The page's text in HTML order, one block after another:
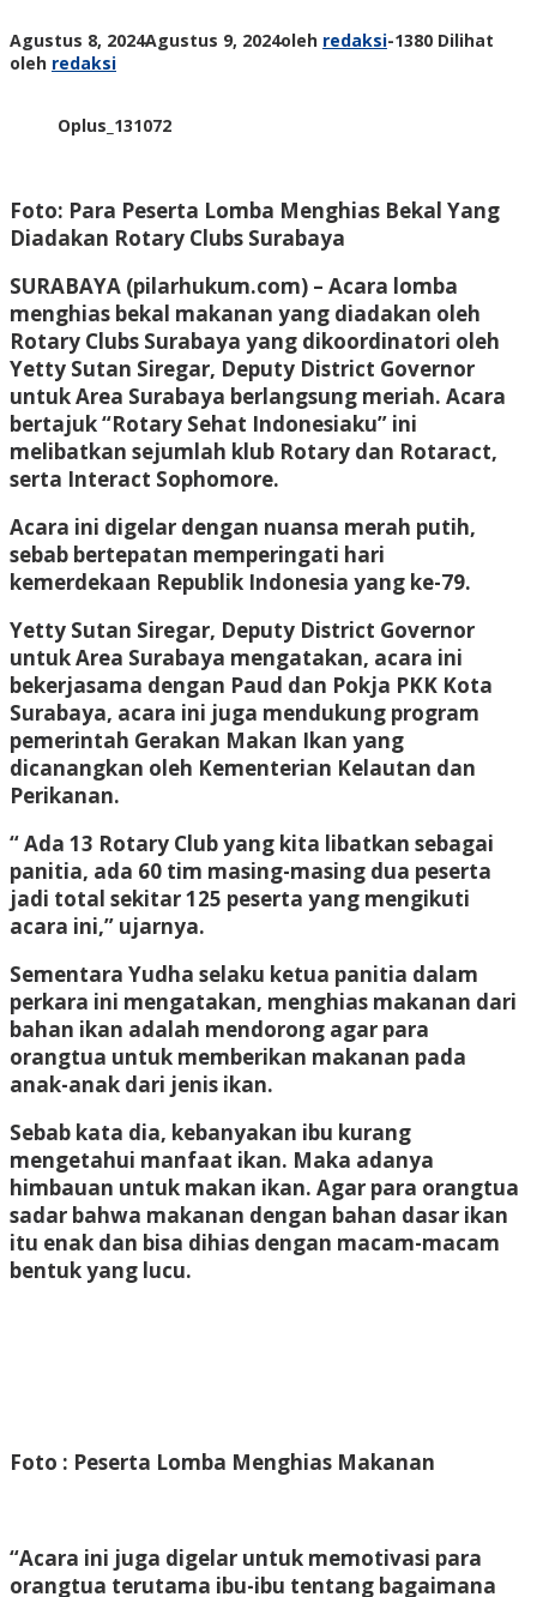
Agustus 8, 2024Agustus 9, 2024oleh redaksi-1380 Dilihat
oleh redaksi
Oplus_131072
Foto: Para Peserta Lomba Menghias Bekal Yang
Diadakan Rotary Clubs Surabaya
SURABAYA (pilarhukum.com) – Acara lomba
menghias bekal makanan yang diadakan oleh
Rotary Clubs Surabaya yang dikoordinatori oleh
Yetty Sutan Siregar, Deputy District Governor
untuk Area Surabaya berlangsung meriah. Acara
bertajuk “Rotary Sehat Indonesiaku” ini
melibatkan sejumlah klub Rotary dan Rotaract,
serta Interact Sophomore.
Acara ini digelar dengan nuansa merah putih,
sebab bertepatan memperingati hari
kemerdekaan Republik Indonesia yang ke-79.
Yetty Sutan Siregar, Deputy District Governor
untuk Area Surabaya mengatakan, acara ini
bekerjasama dengan Paud dan Pokja PKK Kota
Surabaya, acara ini juga mendukung program
pemerintah Gerakan Makan Ikan yang
dicanangkan oleh Kementerian Kelautan dan
Perikanan.
“ Ada 13 Rotary Club yang kita libatkan sebagai
panitia, ada 60 tim masing-masing dua peserta
jadi total sekitar 125 peserta yang mengikuti
acara ini,” ujarnya.
Sementara Yudha selaku ketua panitia dalam
perkara ini mengatakan, menghias makanan dari
bahan ikan adalah mendorong agar para
orangtua untuk memberikan makanan pada
anak-anak dari jenis ikan.
Sebab kata dia, kebanyakan ibu kurang
mengetahui manfaat ikan. Maka adanya
himbauan untuk makan ikan. Agar para orangtua
sadar bahwa makanan dengan bahan dasar ikan
itu enak dan bisa dihias dengan macam-macam
bentuk yang lucu.
Foto : Peserta Lomba Menghias Makanan
“Acara ini juga digelar untuk memotivasi para
orangtua terutama ibu-ibu tentang bagaimana